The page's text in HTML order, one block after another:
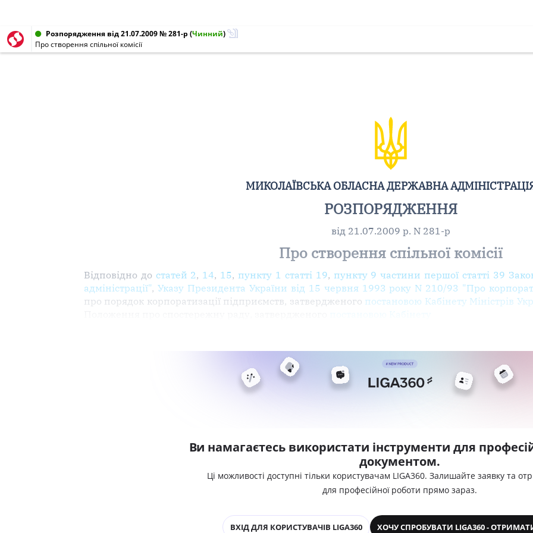
Розпорядження від 21.07.2009 № 281-р (Чинний)
Про створення спільної комісії
МИКОЛАЇВСЬКА ОБЛАСНА ДЕРЖАВНА
РОЗПОРЯДЖЕННЯ
від 21.07.2009 р. N 281-р
Про створення спільної комісії
Відповідно до статей 2, 14, 15, пункту 1 статті 19, пункту 9 частини першої статті 39
адміністрації", Указу Президента України від 15 червня 1993 року N 210/93 "Про
про порядок корпоратизації підприємств, затвердженого постановою Кабінету Міністрів
Ви намагаєтесь використати інструменти для
документом.
Ці можливості доступні тільки користувачам LIGA360. Залишайте заявку та
для професійної роботи прямо зараз.
ВХІД ДЛЯ КОРИСТУВАЧІВ LIGA360 ХОЧУ СПРОБУВАТИ LIGA360 -